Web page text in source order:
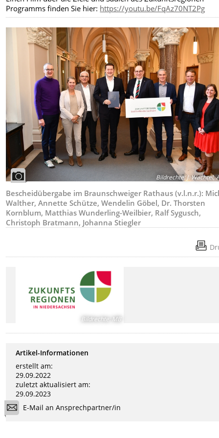
Programms finden Sie hier: https://youtu.be/FqAz70NT2Pg
Bildrechte:J. Wachtel,
Bescheidübergabe im Braunschweiger Rathaus (v.l.n.r.):
Walther, Annette Schütze, Wendelin Göbel, Dr. Thorsten
Kornblum, Matthias Wunderling-Weilbier, Ralf Sygusch,
Christoph Bratmann, Johanna Stiegler
Bildrechte: MB
Artikel-Informationen
erstellt am:
29.09.2022
zuletzt aktualisiert am:
29.09.2023
E-Mail an Ansprechpartner/in